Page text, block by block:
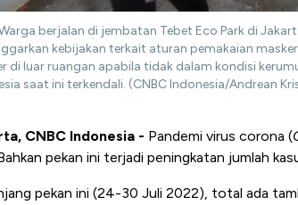
berjalan di jembatan Tebet Eco Park di
kebijakan terkait aturan pemakaian
di luar ruangan apabila tidak dalam kondisi
saat ini terkendali. (CNBC Indonesia/Andrean
CNBC Indonesia - Pandemi virus corona (
pekan ini terjadi peningkatan jumlah
pekan ini (24-30 Juli 2022), total ada